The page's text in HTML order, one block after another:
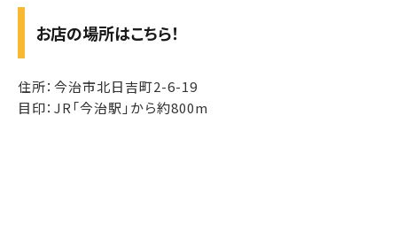
お店の場所はこちら！
住所：今治市北日吉町2-6-19
目印：JR「今治駅」から約800m